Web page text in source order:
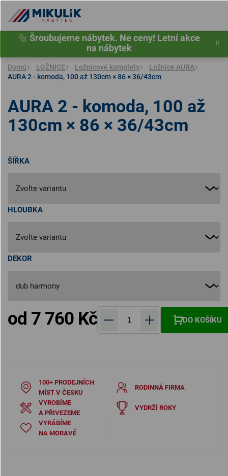
obsah
🔩 Šroubujeme nábytek. Ne ceny! Letní akce
na nábytek
Domů LOŽNICE Ložnicové komplety
Ložnice AURA
AURA 2 - komoda, 100 až 130cm × 86 × 36/43cm
ŠÍŘKA
HLOUBKA
DEKOR
od 7 760 Kč DO KOŠÍKU
AURA 2 - komoda, 100 až
130cm × 86 × 36/43cm
100+ PRODEJNÍCH
MÍST V ČESKU
RODINNÁ FIRMA
VYROBÍME
A PŘIVEZEME
VYDRŽÍ ROKY
VYRÁBÍME
NA MORAVĚ